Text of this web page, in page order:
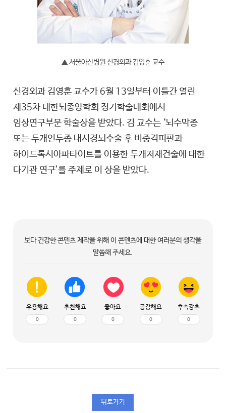
▲ 서울아산병원 신경외과 김영훈 교수
신경외과 김영훈 교수가 6월 13일부터 이틀간 열린
제35차 대한뇌종양학회 정기학술대회에서
임상연구부문 학술상을 받았다. 김 교수는 ‘뇌수막종
또는 두개인두종 내시경뇌수술 후 비중격피판과
하이드록시아파타이트를 이용한 두개저재건술에 대한
다기관 연구’를 주제로 이 상을 받았다.
보다 건강한 콘텐츠 제작을 위해 이 콘텐츠에 대한 여러분의 생각을
말씀해 주세요.
유용해요
0
추천해요
0
좋아요
0
공감해요
0
후속강추
0
뒤로가기